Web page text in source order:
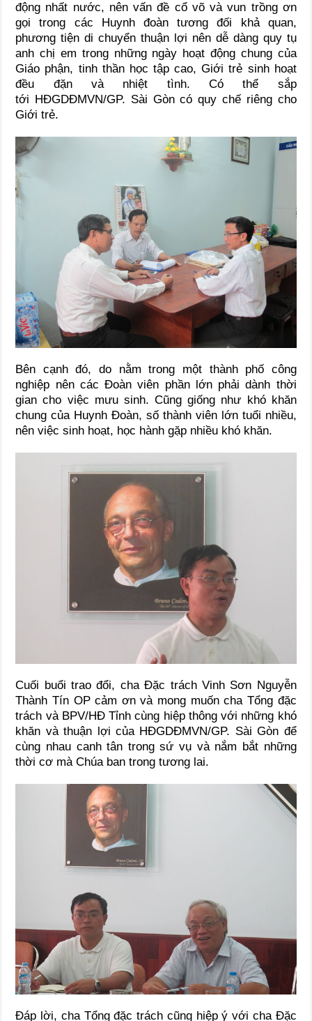
động nhất nước, nên vấn đề cổ võ và vun trồng ơn
gọi trong các Huynh đoàn tương đối khả quan,
phương tiện di chuyển thuận lợi nên dễ dàng quy tụ
anh chị em trong những ngày hoạt động chung của
Giáo phận, tinh thần học tập cao, Giới trẻ sinh hoạt
đều đặn và nhiệt tình. Có thể sắp
tới HĐGDĐMVN/GP. Sài Gòn có quy chế riêng cho
Giới trẻ.
Bên cạnh đó, do nằm trong một thành phố công
nghiệp nên các Đoàn viên phần lớn phải dành thời
gian cho việc mưu sinh. Cũng giống như khó khăn
chung của Huynh Đoàn, số thành viên lớn tuổi nhiều,
nên việc sinh hoạt, học hành gặp nhiều khó khăn.
Cuối buổi trao đổi, cha Đặc trách Vinh Sơn Nguyễn
Thành Tín OP cảm ơn và mong muốn cha Tổng đặc
trách và BPV/HĐ Tỉnh cùng hiệp thông với những khó
khăn và thuận lợi của HĐGDĐMVN/GP. Sài Gòn để
cùng nhau canh tân trong sứ vụ và nắm bắt những
thời cơ mà Chúa ban trong tương lai.
Đáp lời, cha Tổng đặc trách cũng hiệp ý với cha Đặc